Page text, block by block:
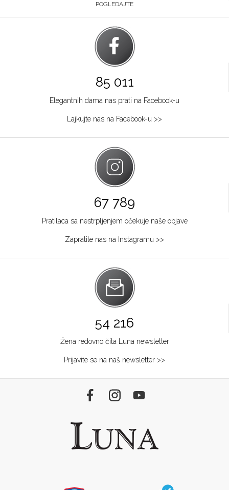
POGLEDAJTE
85 011
Elegantnih dama nas prati na Facebook-u
Lajkujte nas na Facebook-u >>
67 789
Pratilaca sa nestrpljenjem očekuje naše objave
Zapratite nas na Instagramu >>
54 216
Žena redovno čita Luna newsletter
Prijavite se na naš newsletter >>